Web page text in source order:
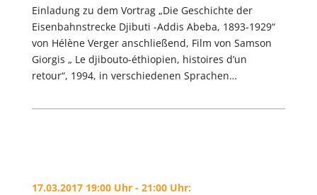
Einladung zu dem Vortrag „Die Geschichte der
Eisenbahnstrecke Djibuti -Addis Abeba, 1893-1929“
von Hélène Verger anschließend, Film von Samson
Giorgis „ Le djibouto-éthiopien, histoires d’un
retour“, 1994, in verschiedenen Sprachen…
17.03.2017 19:00 Uhr - 21:00 Uhr: